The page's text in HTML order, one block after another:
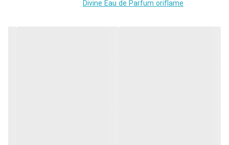
Divine Eau de Parfum oriflame